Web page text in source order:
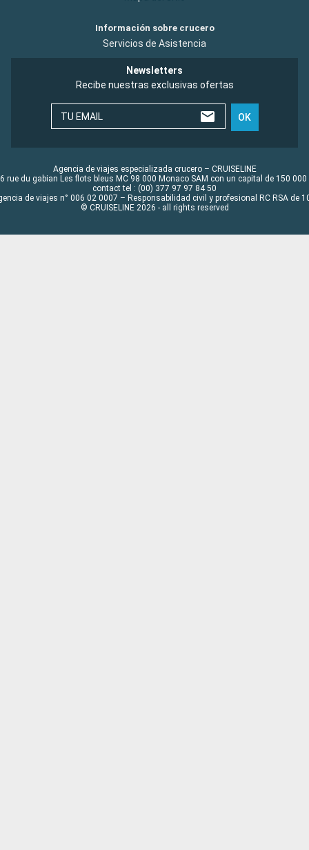
Información sobre crucero
Servicios de Asistencia
Newsletters
Recibe nuestras exclusivas ofertas
TU EMAIL OK
Agencia de viajes especializada crucero – CRUISELINE
rue du gabian Les flots bleus MC 98 000 Monaco SAM con un capital de 150 000
contact tel : (00) 377 97 97 84 50
de viajes n° 006 02 0007 – Responsabilidad civil y profesional RC RSA de
© CRUISELINE 2026 - all rights reserved